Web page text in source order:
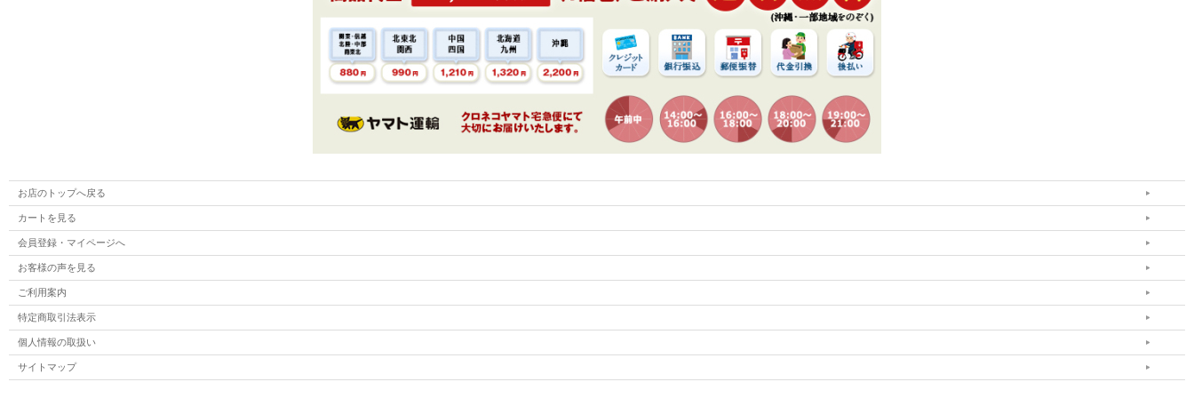
お店のトップへ戻る
カートを見る
会員登録・マイページへ
お客様の声を見る
ご利用案内
特定商取引法表示
個人情報の取扱い
サイトマップ